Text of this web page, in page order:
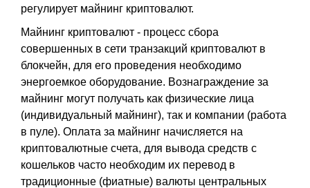
регулирует майнинг криптовалют.
Майнинг криптовалют - процесс сбора
совершенных в сети транзакций криптовалют в
блокчейн, для его проведения необходимо
энергоемкое оборудование. Вознаграждение за
майнинг могут получать как физические лица
(индивидуальный майнинг), так и компании (работа
в пуле). Оплата за майнинг начисляется на
криптовалютные счета, для вывода средств с
кошельков часто необходим их перевод в
традиционные (фиатные) валюты центральных